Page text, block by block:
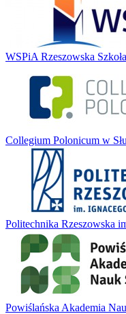
WSPiA Rzeszowska
Collegium Polonicum w
Politechnika Rzeszowska
Powiślańska Akademia